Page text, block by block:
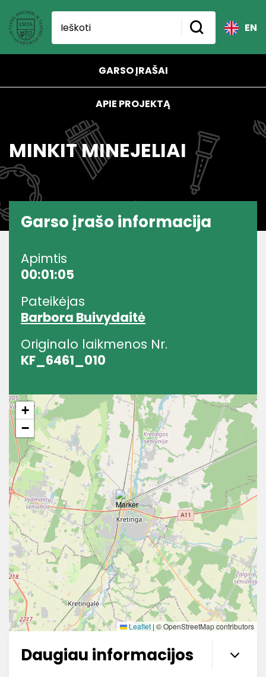
EN
GARSO ĮRAŠAI
APIE PROJEKTĄ
MINKIT MINEJELIAI
Garso įrašo informacija
Apimtis
00:01:05
Pateikėjas
Barbora Buivydaitė
Originalo laikmenos Nr.
KF_6461_010
+
−
Leaflet | © OpenStreetMap contributors
Daugiau informacijos